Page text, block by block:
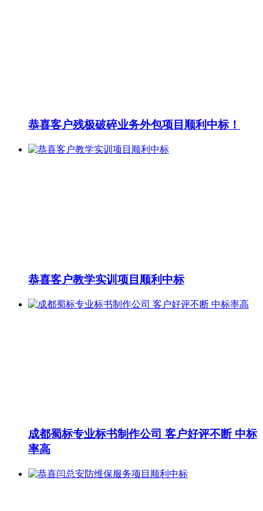
恭喜客户残极破碎业务外包项目顺利中标！
恭喜客户教学实训项目顺利中标
成都蜀标专业标书制作公司 客户好评不断 中标
率高